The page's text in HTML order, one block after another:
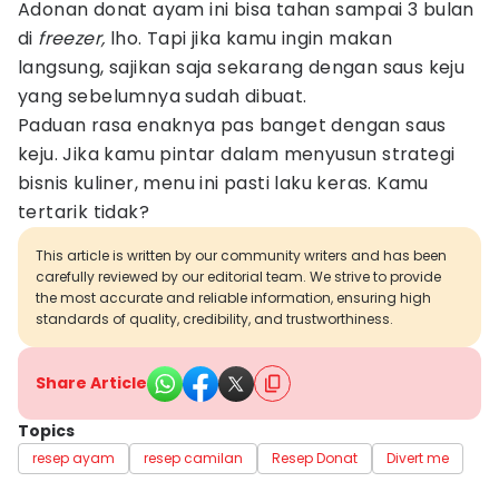
Adonan donat ayam ini bisa tahan sampai 3 bulan
di freezer, lho. Tapi jika kamu ingin makan
langsung, sajikan saja sekarang dengan saus keju
yang sebelumnya sudah dibuat.
Paduan rasa enaknya pas banget dengan saus
keju. Jika kamu pintar dalam menyusun strategi
bisnis kuliner, menu ini pasti laku keras. Kamu
tertarik tidak?
This article is written by our community writers and has been
carefully reviewed by our editorial team. We strive to provide
the most accurate and reliable information, ensuring high
standards of quality, credibility, and trustworthiness.
Share Article
Topics
resep ayam resep camilan Resep Donat Divert me